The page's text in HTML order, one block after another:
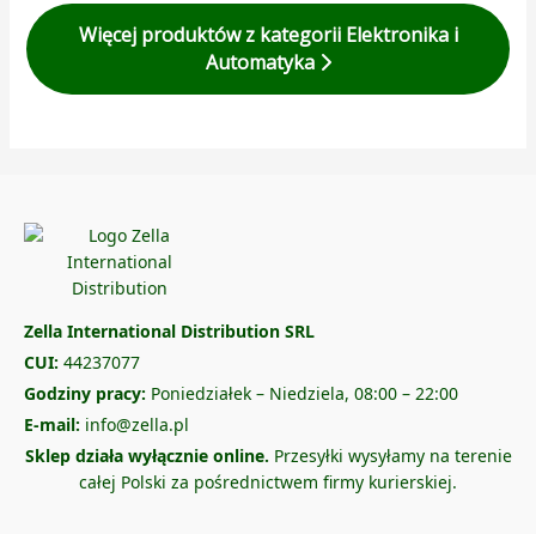
Więcej produktów z kategorii Elektronika i
Automatyka
Zella International Distribution SRL
CUI: 44237077
Godziny pracy: Poniedziałek – Niedziela, 08:00 – 22:00
E-mail: info@zella.pl
Sklep działa wyłącznie online. Przesyłki wysyłamy na terenie
całej Polski za pośrednictwem firmy kurierskiej.